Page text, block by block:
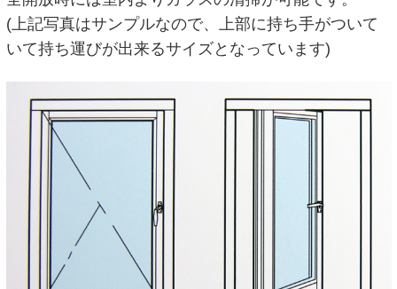
(上記写真はサンプルなので、上部に持ち手がついて
いて持ち運びが出来るサイズとなっています)